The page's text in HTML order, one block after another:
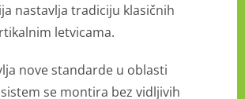
nastavlja tradiciju klasičnih
letvicama.
nove standarde u oblasti
se montira bez vidljivih